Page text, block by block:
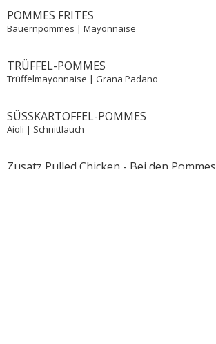
POMMES FRITES
Bauernpommes | Mayonnaise
TRÜFFEL-POMMES
Trüffelmayonnaise | Grana Padano
SÜSSKARTOFFEL-POMMES
Aioli | Schnittlauch
Zusatz Pulled Chicken - Bei den Pommes